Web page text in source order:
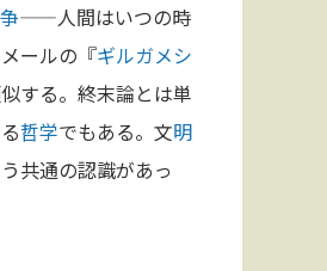
——人間はいつの時
ールの『ギルガメシ
する。終末論とは単
哲学でもある。文明
共通の認識があっ